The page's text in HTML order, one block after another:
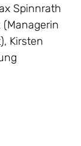
Spinnrath
Kirsten